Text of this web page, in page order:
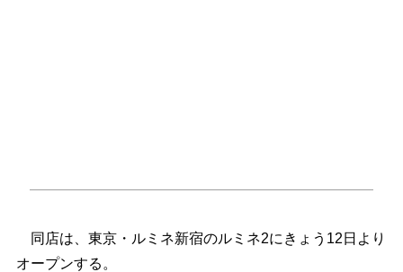
同店は、東京・ルミネ新宿のルミネ2にきょう12日より
オープンする。